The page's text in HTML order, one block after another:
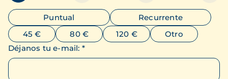
Puntual
Recurrente
45 €
80 € 120 €
Otro
Déjanos tu e-mail: *